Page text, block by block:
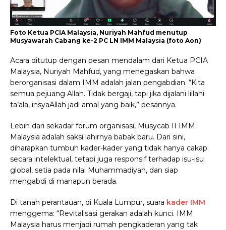
Foto Ketua PCIA Malaysia, Nuriyah Mahfud menutup
Musyawarah Cabang ke-2 PC LN IMM Malaysia (foto Aon)
Acara ditutup dengan pesan mendalam dari Ketua PCIA
Malaysia, Nuriyah Mahfud, yang menegaskan bahwa
berorganisasi dalam IMM adalah jalan pengabdian. “Kita
semua pejuang Allah. Tidak bergaji, tapi jika dijalani lillahi
ta’ala, insyaAllah jadi amal yang baik,” pesannya.
Lebih dari sekadar forum organisasi, Musycab II IMM
Malaysia adalah saksi lahirnya babak baru. Dari sini,
diharapkan tumbuh kader-kader yang tidak hanya cakap
secara intelektual, tetapi juga responsif terhadap isu-isu
global, setia pada nilai Muhammadiyah, dan siap
mengabdi di manapun berada.
Di tanah perantauan, di Kuala Lumpur, suara kader IMM
menggema: “Revitalisasi gerakan adalah kunci. IMM
Malaysia harus menjadi rumah pengkaderan yang tak